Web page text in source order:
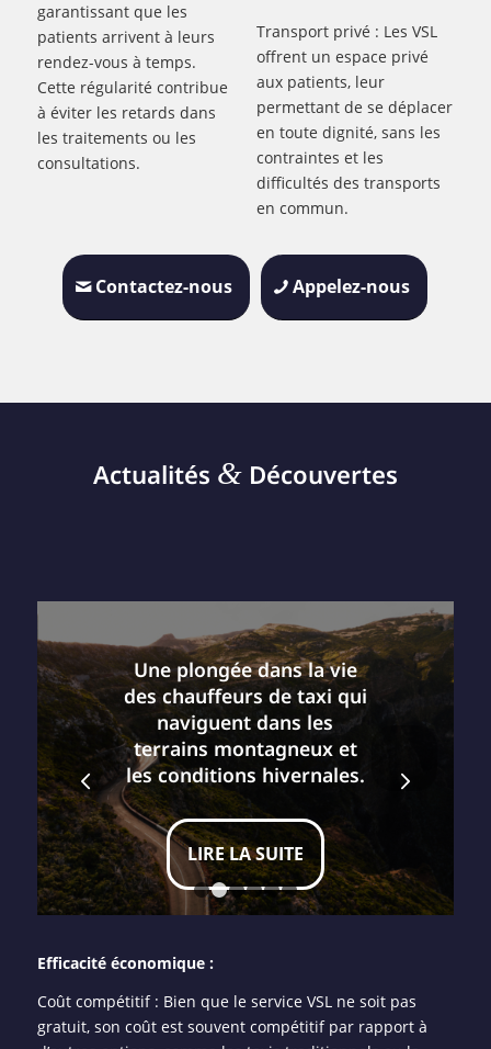
garantissant que les
patients arrivent à leurs
rendez-vous à temps.
Cette régularité contribue
à éviter les retards dans
les traitements ou les
consultations.
Transport privé : Les VSL
offrent un espace privé
aux patients, leur
permettant de se déplacer
en toute dignité, sans les
contraintes et les
difficultés des transports
en commun.
Contactez-nous Appelez-nous
Actualités &Découvertes
Une plongée dans la vie
des chauffeurs de taxi qui
naviguent dans les
terrains montagneux et
les conditions hivernales.
LIRE LA SUITE
Suivant
1 2 3 4 5 6
Efficacité économique :
Coût compétitif : Bien que le service VSL ne soit pas
gratuit, son coût est souvent compétitif par rapport à